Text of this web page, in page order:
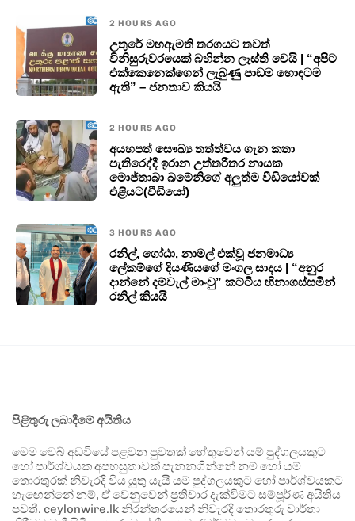
2 HOURS AGO
උතුරේ මහඇමති තරගයට තවත්
විනිසුරුවරයෙක් බහින්න ලෑස්ති වෙයි | “අපිට
එක්කෙනෙක්ගෙන් ලැබුණු පාඩම හොඳටම
ඇති” – ජනතාව කියයි
2 HOURS AGO
අයහපත් සෞඛ්‍ය තත්ත්වය ගැන කතා
පැතිරෙද්දී ඉරාන උත්තරීතර නායක
මොජ්තාබා ඛමේනිගේ අලුත්ම වීඩියෝවක්
එළියට(වීඩියෝ)
3 HOURS AGO
රනිල්, ගෝඨා, නාමල් එක්වූ ජනමාධ්‍ය
ලේකම්ගේ දියණියගේ මංගල සාදය | “අනුර
දාන්නේ දම්වැල් මාංචු” කට්ටිය හිනාගස්සමින්
රනිල් කියයි
පිළිතුරු ලබාදීමේ අයිතිය
මෙම වෙබ් අඩවියේ පළවන පුවතක් හේතුවෙන් යම් පුද්ගලයකුට
හෝ පාර්ශ්වයක අපහසුතාවක් පැනනගින්නේ නම් හෝ යම්
තොරතුරක් නිවැරදි විය යුතු යැයි යම් පුද්ගලයකුට හෝ පාර්ශ්වයකට
හැඟෙන්නේ නම්, ඒ වෙනුවෙන් ප්‍රතිචාර දැක්වීමට සම්පූර්ණ අයිතිය
පවතී. ceylonwire.lk නිරන්තරයෙන් නිවැරදි තොරතුරු වාර්තා